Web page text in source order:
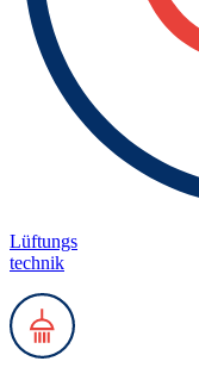
Lüftungs
technik